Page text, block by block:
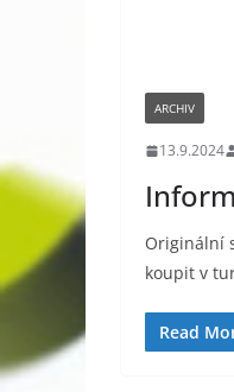
ARCHIV
13.9.2024
Originální
koupit v
Read